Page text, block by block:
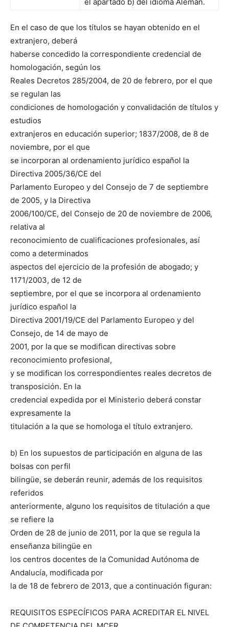
el apartado b) del idioma Alemán.
En el caso de que los títulos se hayan obtenido en el
extranjero, deberá
haberse concedido la correspondiente credencial de
homologación, según los
Reales Decretos 285/2004, de 20 de febrero, por el que
se regulan las
condiciones de homologación y convalidación de títulos y
estudios
extranjeros en educación superior; 1837/2008, de 8 de
noviembre, por el que
se incorporan al ordenamiento jurídico español la
Directiva 2005/36/CE del
Parlamento Europeo y del Consejo de 7 de septiembre
de 2005, y la Directiva
2006/100/CE, del Consejo de 20 de noviembre de 2006,
relativa al
reconocimiento de cualificaciones profesionales, así
como a determinados
aspectos del ejercicio de la profesión de abogado; y
1171/2003, de 12 de
septiembre, por el que se incorpora al ordenamiento
jurídico español la
Directiva 2001/19/CE del Parlamento Europeo y del
Consejo, de 14 de mayo de
2001, por la que se modifican directivas sobre
reconocimiento profesional,
y se modifican los correspondientes reales decretos de
transposición. En la
credencial expedida por el Ministerio deberá constar
expresamente la
titulación a la que se homologa el título extranjero.
b) En los supuestos de participación en alguna de las
bolsas con perfil
bilingüe, se deberán reunir, además de los requisitos
referidos
anteriormente, alguno los requisitos de titulación a que
se refiere la
Orden de 28 de junio de 2011, por la que se regula la
enseñanza bilingüe en
los centros docentes de la Comunidad Autónoma de
Andalucía, modificada por
la de 18 de febrero de 2013, que a continuación figuran:
REQUISITOS ESPECÍFICOS PARA ACREDITAR EL NIVEL